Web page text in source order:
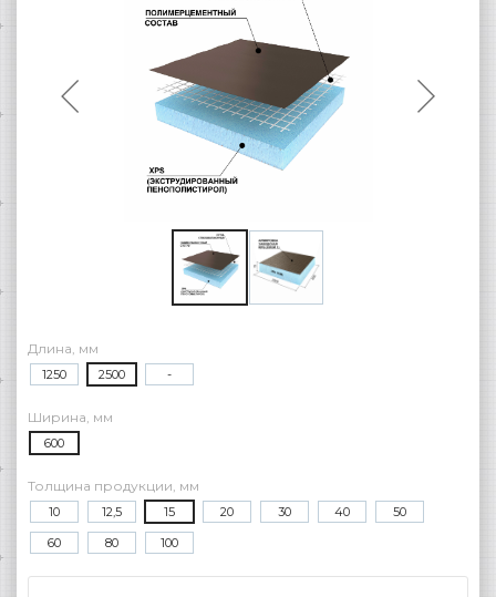
Длина, мм
1250 2500 -
Ширина, мм
600
Толщина продукции, мм
10 12,5 15 20 30 40
50
60
80 100